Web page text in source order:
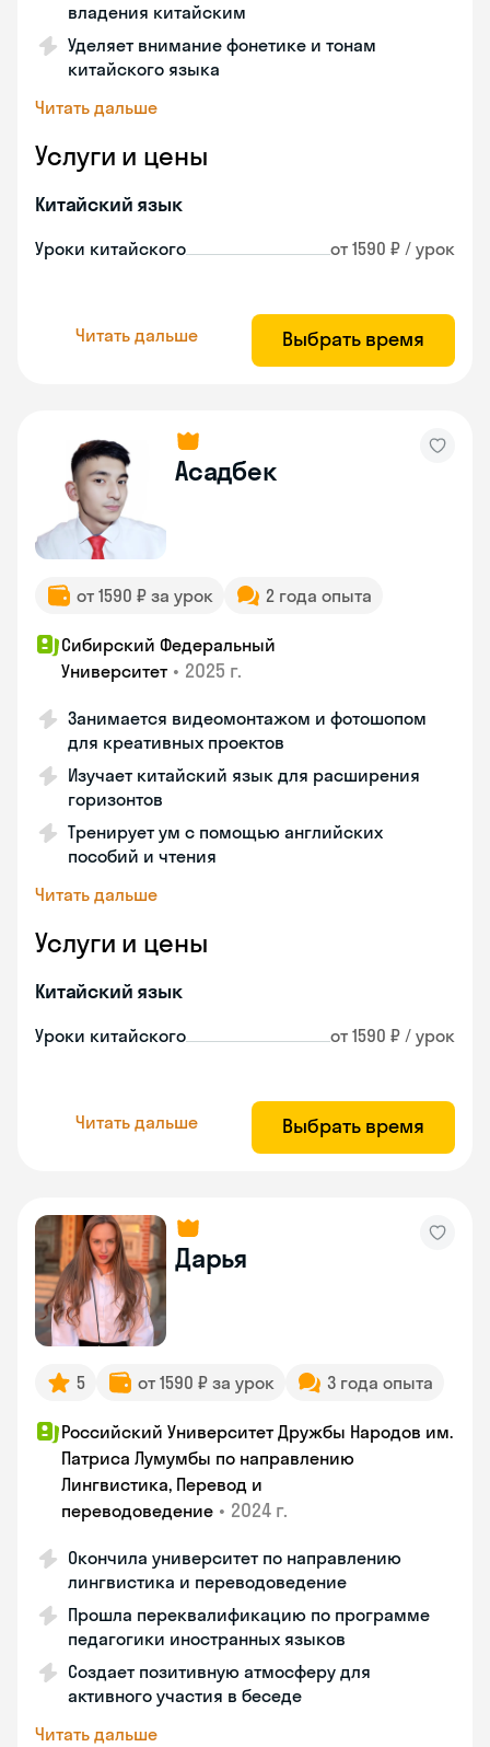
владения китайским
Уделяет внимание фонетике и тонам
китайского языка
Читать дальше
Услуги и цены
Китайский язык
Уроки китайского от 1590 ₽ / урок
Читать дальше Выбрать время
Асадбек
от 1590 ₽ за урок 2 года опыта
Сибирский Федеральный
Университет • 2025 г.
Занимается видеомонтажом и фотошопом
для креативных проектов
Изучает китайский язык для расширения
горизонтов
Тренирует ум с помощью английских
пособий и чтения
Читать дальше
Услуги и цены
Китайский язык
Уроки китайского от 1590 ₽ / урок
Читать дальше Выбрать время
Дарья
5 от 1590 ₽ за урок 3 года опыта
Российский Университет Дружбы Народов им.
Патриса Лумумбы по направлению
Лингвистика, Перевод и
переводоведение • 2024 г.
Окончила университет по направлению
лингвистика и переводоведение
Прошла переквалификацию по программе
педагогики иностранных языков
Создает позитивную атмосферу для
активного участия в беседе
Читать дальше